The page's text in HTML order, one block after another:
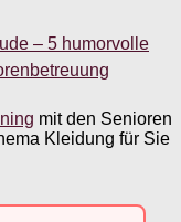
– 5 humorvolle
mit den Senioren
Kleidung für Sie